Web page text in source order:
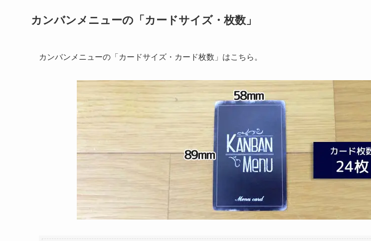
カンバンメニューの「カードサイズ・枚数」
カンバンメニューの「カードサイズ・カード枚数」はこちら。